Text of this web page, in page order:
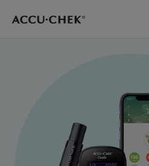
Skip navigation